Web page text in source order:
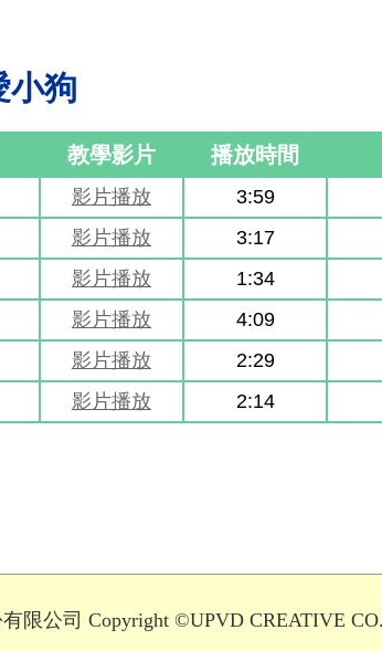
小狗
教學影片 播放時間
影片播放
3:59
影片播放
3:17
影片播放
1:34
影片播放
4:09
影片播放
2:29
影片播放 2:14
限公司 Copyright ©UPVD CREATIVE